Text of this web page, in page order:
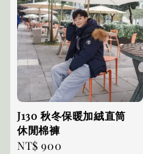
J130 秋冬保暖加絨直筒
休閒棉褲
Regular
NT$ 900